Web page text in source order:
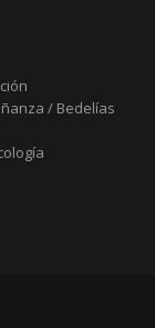
/ Bedelías